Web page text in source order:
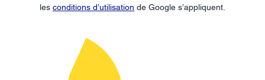
les conditions d’utilisation de Google s’appliquent.